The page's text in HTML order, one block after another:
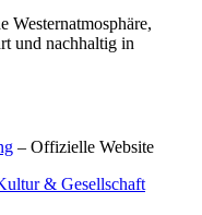
Westernatmosphäre,
und nachhaltig in
– Offizielle Website
& Gesellschaft